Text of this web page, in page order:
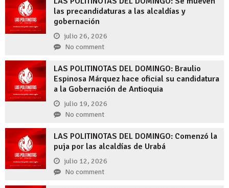
las precandidaturas a las alcaldías y
gobernación
julio 26, 2026
No comment
LAS POLITINOTAS DEL DOMINGO: Braulio
Espinosa Márquez hace oficial su candidatura
a la Gobernación de Antioquia
julio 19, 2026
No comment
LAS POLITINOTAS DEL DOMINGO: Comenzó la
puja por las alcaldías de Urabá
julio 12, 2026
No comment